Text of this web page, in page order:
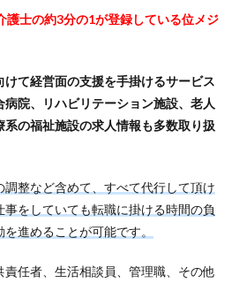
護士の約3分の1が登録している位メジ
て経営面の支援を手掛けるサービス
院、リハビリテーション施設、老人
の福祉施設の求人情報も多数取り扱
整など含めて、すべて代行して頂け
事をしていても転職に掛ける時間の負
進めることが可能です。
任者、生活相談員、管理職、その他